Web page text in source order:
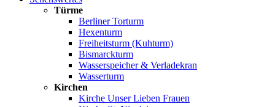
Türme
Berliner Torturm
Hexenturm
Freiheitsturm (Kuhturm)
Bismarckturm
Wasserspeicher & Verladekran
Wasserturm
Kirchen
Kirche Unser Lieben Frauen